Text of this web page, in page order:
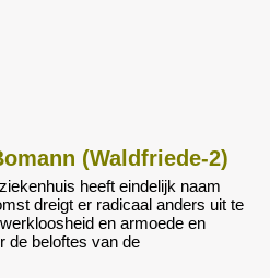
(Waldfriede-2)
heeft eindelijk naam
dreigt er radicaal anders uit te
en armoede en
de beloftes van de